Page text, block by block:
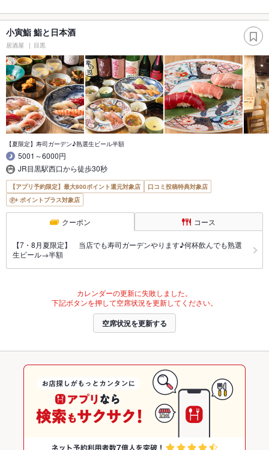
小寅鮨 鮨と日本酒
居酒屋 目黒
【夏限定】寿司ガーデン♪熟選生ビール半額
5001～6000円
JR目黒駅西口から徒歩30秒
【アプリ予約限定】最大800ポイント還元対象店
口コミ投稿特典対象店
ポイントプラス対象店
クーポン コース
【7・8月夏限定】 当店でも寿司ガーデンやります♪何杯飲んでも熟選
生ビール→半額
カレンダーの更新に失敗しました。
下記ボタンを押して空席状況を更新してください。
空席状況を更新する